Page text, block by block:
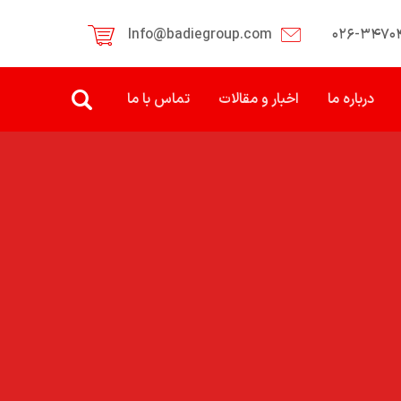
Info@badiegroup.com
درباره ما اخبار و مقالات تماس با ما